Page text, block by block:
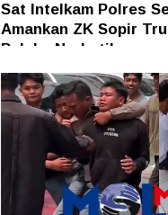
Sat Intelkam Polres
Amankan ZK Sopir
Pelaku Narkotika